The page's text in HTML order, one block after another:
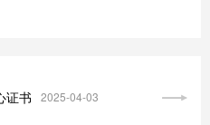
证书 2025-04-03